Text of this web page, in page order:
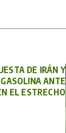
DE IRÁN Y
ANTE
EL ESTRECHO